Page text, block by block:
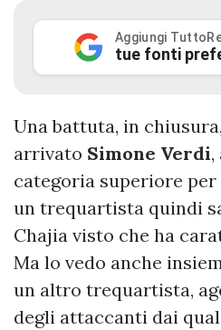
Aggiungi
tue fonti
Una battuta, in
arrivato Simone Verdi
categoria superiore per
un trequartista quindi
Chajia visto che ha
Ma lo vedo anche
un altro trequartista,
degli attaccanti dai